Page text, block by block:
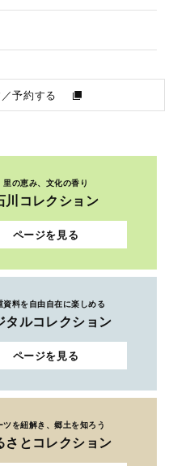
予約する
里の恵み、文化の香り
川コレクション
ページを見る
資料を自由自在に楽しめる
タルコレクション
ページを見る
ツを紐解き、郷土を知ろう
さとコレクション